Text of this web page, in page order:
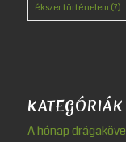
ékszer történelem (7)
KATEGÓRIÁK
A hónap drágaköve